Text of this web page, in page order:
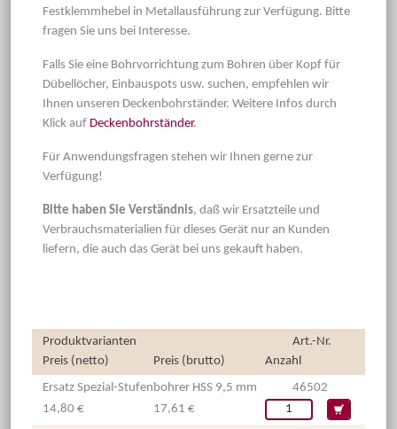
Festklemmhebel in Metallausführung zur Verfügung. Bitte
fragen Sie uns bei Interesse.
Falls Sie eine Bohrvorrichtung zum Bohren über Kopf für
Dübellöcher, Einbauspots usw. suchen, empfehlen wir
Ihnen unseren Deckenbohrständer. Weitere Infos durch
Klick auf Deckenbohrständer.
Für Anwendungsfragen stehen wir Ihnen gerne zur
Verfügung!
Bitte haben Sie Verständnis, daß wir Ersatzteile und
Verbrauchsmaterialien für dieses Gerät nur an Kunden
liefern, die auch das Gerät bei uns gekauft haben.
Produktvarianten
Art.-Nr.
Preis (netto)
Preis (brutto) Anzahl
Ersatz Spezial-Stufenbohrer HSS 9,5 mm
46502
14,80 €
17,61 €